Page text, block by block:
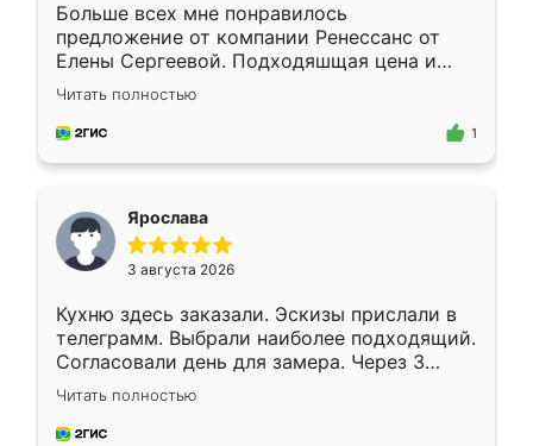
Больше всех мне понравилось
предложение от компании Ренессанс от
Елены Сергеевой. Подходяшщая цена и
короткие сроки изготовления. Приехавший
для замера сотрудник Владислав
предложил по моему эскизу самый
Читать полностью
1
Ярослава
3 августа 2026
Кухню здесь заказали. Эскизы прислали в
телеграмм. Выбрали наиболее подходящий.
Согласовали день для замера. Через 3
недели кухня была уже готова. Остались
довольны работой. Спасибо Ренессанс
мебель за качественную работу!
Читать полностью